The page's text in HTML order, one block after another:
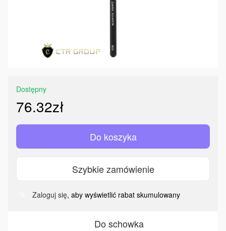
Dostępny
76.32zł
Do koszyka
Szybkie zamówienie
Zaloguj się, aby wyświetlić rabat skumulowany
Do schowka